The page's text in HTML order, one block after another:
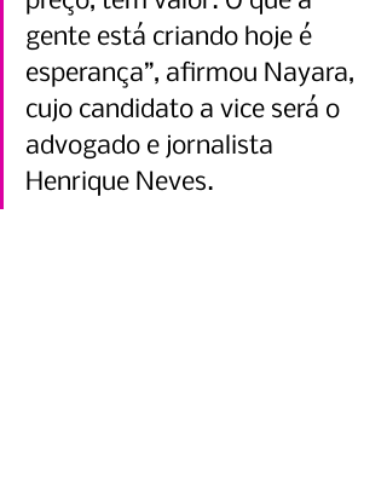
gente está criando hoje é
esperança”, afirmou Nayara,
cujo candidato a vice será o
advogado e jornalista
Henrique Neves.